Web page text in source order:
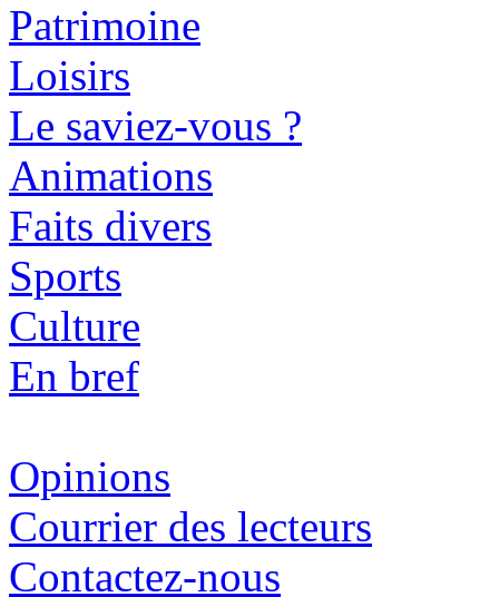
Patrimoine
Loisirs
Le saviez-vous ?
Animations
Faits divers
Sports
Culture
En bref
Opinions
Courrier des lecteurs
Contactez-nous